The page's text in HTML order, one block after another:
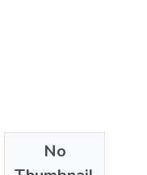
No